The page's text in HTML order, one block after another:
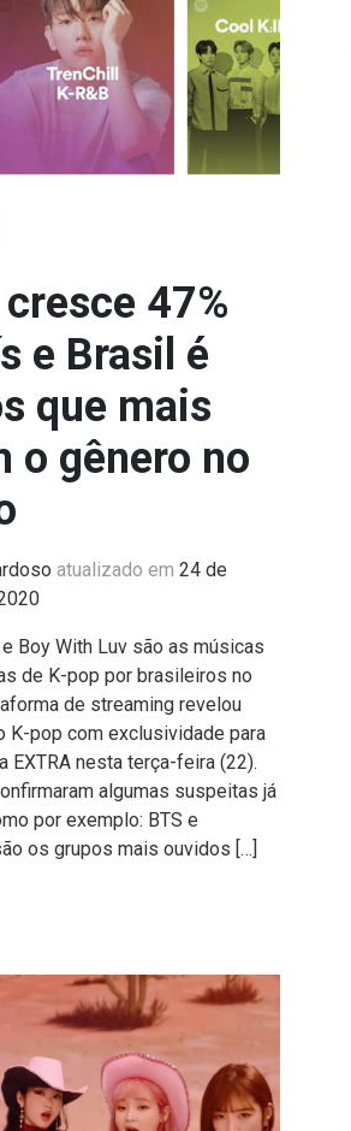
47%
e Brasil é
que mais
o gênero no
atualizado em 24 de
Boy With Luv são as músicas
de K-pop por brasileiros no
de streaming revelou
K-pop com exclusividade para
EXTRA nesta terça-feira (22).
algumas suspeitas já
por exemplo: BTS e
os grupos mais ouvidos […]